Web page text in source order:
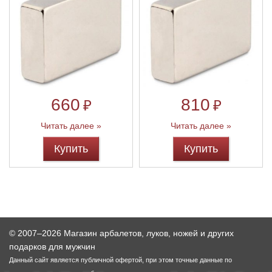
660 ₽
Читать далее »
Купить
810 ₽
Читать далее »
Купить
© 2007–2026 Магазин арбалетов, луков, ножей и других
подарков для мужчин
Данный сайт является публичной офертой, при этом точные данные по
Плунжеры для лука
Киссеры для лука